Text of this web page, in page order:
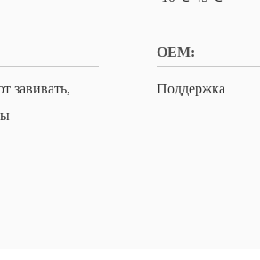
завивать,
OEM:
Поддержка